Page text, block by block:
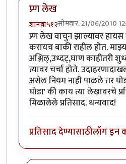
प्र्ण लेख
शानबा५१२सोमवार, 21/06/2010
प्र्ण लेख वाचुन झाल्यावर
करायच बाकी राहील होत.
अश्लिल्,उध्दट्,घाण काहीतरी
त्यावर चर्चा होते.
असेल नियम नाही पाळले तर
घोडा' की काय त्या लेखावरचे
मिळालेले प्रतिसाद. धन्यवाद!
प्रतिसाद देण्यासाठीलॉग इन